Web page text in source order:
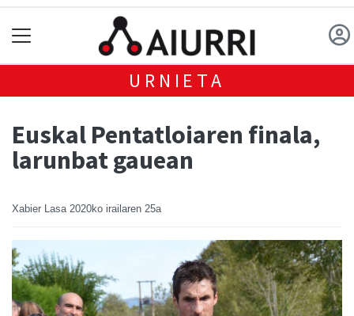
URNIETA
Euskal Pentatloiaren finala,
larunbat gauean
Xabier Lasa 2020ko irailaren 25a